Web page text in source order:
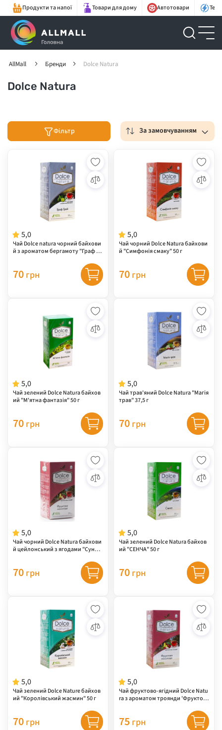
Продукти та напої Товари для дому Автотовари
AllMall Бренди Dolce Natura
Dolce Natura
Фільтр За замовчуванням
5,0
Чай Dolce natura чорний байхови
й з ароматом бергамоту "Граф Гр
70 грн
5,0
Чай чорний Dolce Natura байхови
й "Симфонія смаку" 50 г
70 грн
5,0
Чай зелений Dolce Natura байхов
ий "М'ятна фантазія" 50 г
70 грн
5,0
Чай трав'яний Dolce Natura "Магія
трав" 37,5 г
70 грн
5,0
Чай чорний Dolce Natura байхови
й цейлонський з ягодами "Сунич
70 грн
5,0
Чай зелений Dolce Natura байхов
ий "СЕНЧА" 50 г
70 грн
5,0
Чай зелений Dolce Nature байхов
ий "Королівський жасмин" 50 г
70 грн
5,0
Чай фруктово-ягідний Dolce Natu
ra з ароматом троянди 'Фруктова
75 грн